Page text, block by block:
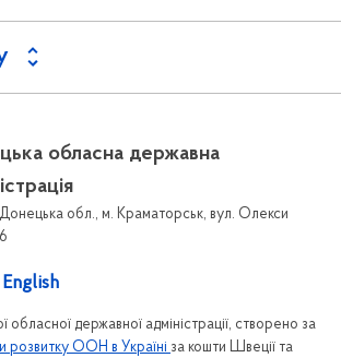
обласна державна
обл., м. Краматорськ, вул. Олекси
обласної державної адміністрації, створено за
розвитку ООН в Україні за кошти Швеції та